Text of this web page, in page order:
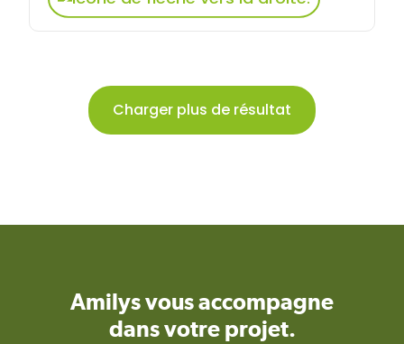
Charger plus de résultat
Amilys vous accompagne
dans votre projet.